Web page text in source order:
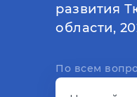
развития
области,
По всем